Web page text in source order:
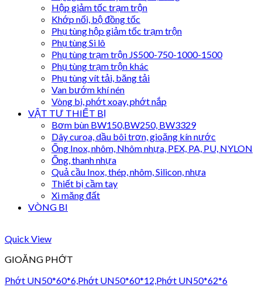
Hộp giảm tốc trạm trộn
Khớp nối, bộ đồng tốc
Phụ tùng hộp giảm tốc trạm trộn
Phụ tùng Si lô
Phụ tùng trạm trộn JS500-750-1000-1500
Phụ tùng trạm trộn khác
Phụ tùng vít tải, băng tải
Van bướm khí nén
Vòng bi, phớt xoay, phớt nắp
VẬT TƯ THIẾT BỊ
Bơm bùn BW150,BW250, BW3329
Dây curoa, dầu bôi trơn, gioăng kín nước
Ống Inox, nhôm, Nhôm nhựa, PEX, PA, PU, NYLON
Ống, thanh nhựa
Quả cầu Inox, thép, nhôm, Silicon, nhựa
Thiết bị cầm tay
Xi măng đất
VÒNG BI
Quick View
GIOĂNG PHỚT
Phớt UN50*60*6,Phớt UN50*60*12,Phớt UN50*62*6